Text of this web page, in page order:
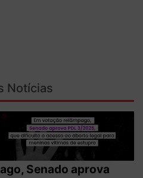
Notícias
Senado aprova